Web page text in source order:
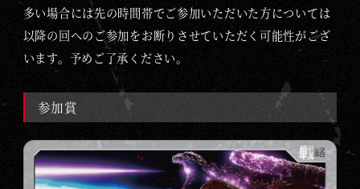
多い場合には先の時間帯でご参加いただいた方については
以降の回へのご参加をお断りさせていただく可能性がござ
います。予めご了承ください。
参加賞